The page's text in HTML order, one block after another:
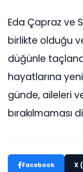
Eda Çapraz ve
birlikte olduğu
düğünle
hayatlarına
günde, aileleri
bırakılmaması
Facebook X